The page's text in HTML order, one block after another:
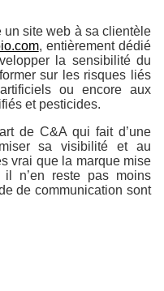
un site web à sa clientèle
, entièrement dédié
la sensibilité du
sur les risques liés
ou encore aux
et pesticides.
de C&A qui fait d’une
sa visibilité et au
vrai que la marque mise
n’en reste pas moins
de communication sont